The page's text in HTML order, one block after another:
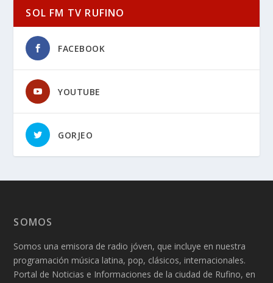
SOL FM TV RUFINO
FACEBOOK
YOUTUBE
GORJEO
SOMOS
Somos una emisora de radio jóven, que incluye en nuestra
programación música latina, pop, clásicos, internacionales.
Portal de Noticias e Informaciones de la ciudad de Rufino, en